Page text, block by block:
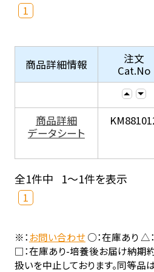
1
商品詳細情報
注文
Cat.No
商品詳細
データシート
全1件中 1～1件を表示
1
※：お問い合わせ○：在庫あり △
□：在庫あり-培養後お届け納期
扱いを中止しております。同等品